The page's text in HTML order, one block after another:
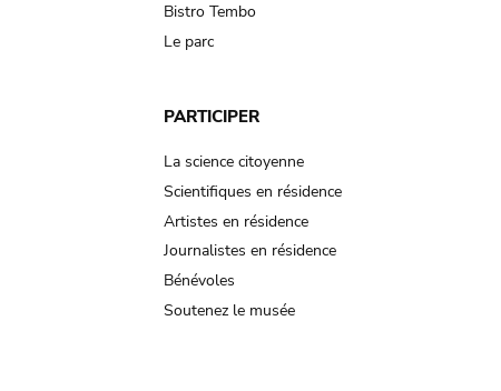
Bistro Tembo
Le parc
PARTICIPER
La science citoyenne
Scientifiques en résidence
Artistes en résidence
Journalistes en résidence
Bénévoles
Soutenez le musée